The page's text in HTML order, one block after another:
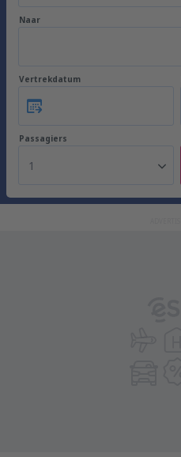
Naar
Vertrekdatum
Passagiers
1